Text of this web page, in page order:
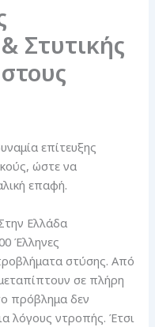
Στυτικής
επίτευξης
ώστε να
επαφή.
Ελλάδα
Έλληνες
στύσης. Από
σε πλήρη
πρόβλημα δεν
λόγους ντροπής. Έτσι